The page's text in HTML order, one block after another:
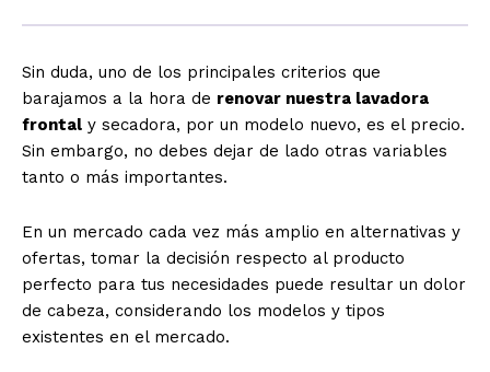
Sin duda, uno de los principales criterios que
barajamos a la hora de renovar nuestra lavadora
frontal y secadora, por un modelo nuevo, es el precio.
Sin embargo, no debes dejar de lado otras variables
tanto o más importantes.
En un mercado cada vez más amplio en alternativas y
ofertas, tomar la decisión respecto al producto
perfecto para tus necesidades puede resultar un dolor
de cabeza, considerando los modelos y tipos
existentes en el mercado.